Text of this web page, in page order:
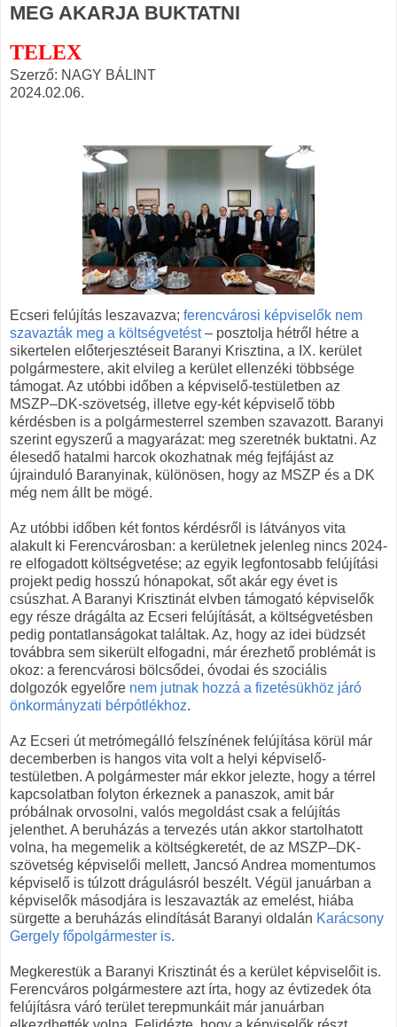
MEG AKARJA BUKTATNI
TELEX
Szerző: NAGY BÁLINT
2024.02.06.
Ecseri felújítás leszavazva; ferencvárosi képviselők nem
szavazták meg a költségvetést– posztolja hétről hétre a
sikertelen előterjesztéseit Baranyi Krisztina, a IX. kerület
polgármestere, akit elvileg a kerület ellenzéki többsége
támogat. Az utóbbi időben a képviselő-testületben az
MSZP–DK-szövetség, illetve egy-két képviselő több
kérdésben is a polgármesterrel szemben szavazott. Baranyi
szerint egyszerű a magyarázat: meg szeretnék buktatni. Az
élesedő hatalmi harcok okozhatnak még fejfájást az
újrainduló Baranyinak, különösen, hogy az MSZP és a DK
még nem állt be mögé.
Az utóbbi időben két fontos kérdésről is látványos vita
alakult ki Ferencvárosban: a kerületnek jelenleg nincs 2024-
re elfogadott költségvetése; az egyik legfontosabb felújítási
projekt pedig hosszú hónapokat, sőt akár egy évet is
csúszhat. A Baranyi Krisztinát elvben támogató képviselők
egy része drágálta az Ecseri felújítását, a költségvetésben
pedig pontatlanságokat találtak. Az, hogy az idei büdzsét
továbbra sem sikerült elfogadni, már érezhető problémát is
okoz: a ferencvárosi bölcsődei, óvodai és szociális
dolgozók egyelőre nem jutnak hozzá a fizetésükhöz járó
önkormányzati bérpótlékhoz.
Az Ecseri út metrómegálló felszínének felújítása körül már
decemberben is hangos vita volt a helyi képviselő-
testületben. A polgármester már ekkor jelezte, hogy a térrel
kapcsolatban folyton érkeznek a panaszok, amit bár
próbálnak orvosolni, valós megoldást csak a felújítás
jelenthet. A beruházás a tervezés után akkor startolhatott
volna, ha megemelik a költségkeretét, de az MSZP–DK-
szövetség képviselői mellett, Jancsó Andrea momentumos
képviselő is túlzott drágulásról beszélt. Végül januárban a
képviselők másodjára is leszavazták az emelést, hiába
sürgette a beruházás elindítását Baranyi oldalán Karácsony
Gergely főpolgármester is.
Megkerestük a Baranyi Krisztinát és a kerület képviselőit is.
Ferencváros polgármestere azt írta, hogy az évtizedek óta
felújításra váró terület terepmunkáit már januárban